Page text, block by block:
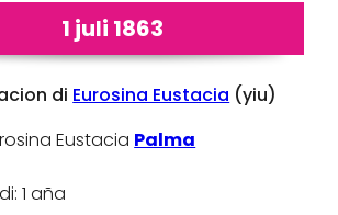
1 juli 1863
di Eurosina Eustacia (yiu)
Eustacia Palma
1 aña